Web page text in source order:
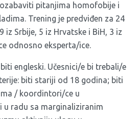
pitanjima homofobije i
Trening je predviđen za 24
iz Srbije, 5 iz Hrvatske i BiH, 3 iz
odnosno eksperta/ice.
engleski. Učesnici/e bi trebali/e
biti stariji od 18 godina; biti
/ koordintori/ce u
u radu sa marginaliziranim